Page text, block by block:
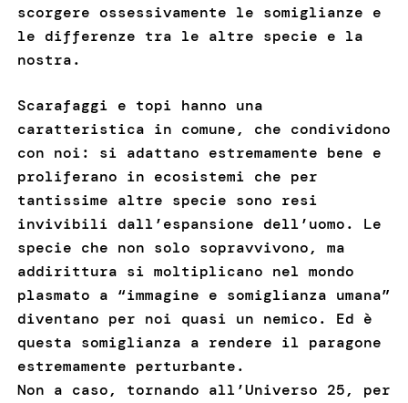
scorgere ossessivamente le somiglianze e
le differenze tra le altre specie e la
nostra.
Scarafaggi e topi hanno una
caratteristica in comune, che condividono
con noi: si adattano estremamente bene e
proliferano in ecosistemi che per
tantissime altre specie sono resi
invivibili dall’espansione dell’uomo. Le
specie che non solo sopravvivono, ma
addirittura si moltiplicano nel mondo
plasmato a “immagine e somiglianza umana”
diventano per noi quasi un nemico. Ed è
questa somiglianza a rendere il paragone
estremamente perturbante.
Non a caso, tornando all’Universo 25, per